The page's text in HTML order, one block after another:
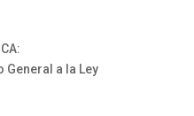
General a la Ley